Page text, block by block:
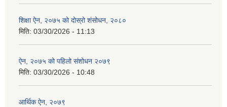
शिक्षा ऐन, २०७५ को दोस्रो शंसोधन, २०८०
मिति: 03/30/2026 - 11:13
ऐन, २०७५ को पहिलो संशोधन २०७९
मिति: 03/30/2026 - 10:48
आर्थिक ऐन, २०७९